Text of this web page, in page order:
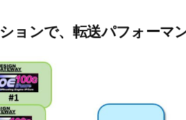
ョンで、転送パフォーマ